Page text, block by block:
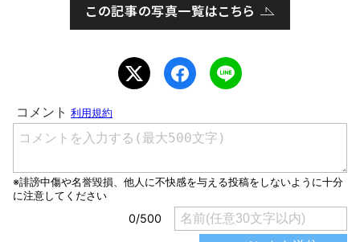
この記事の写真一覧はこちら